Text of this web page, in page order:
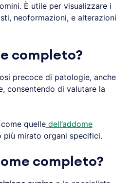
È utile per visualizzare i
neoformazioni, e alterazioni
completo?
precoce di patologie, anche
consentendo di valutare la
quelle dell’addome
più mirato organi specifici.
completo?